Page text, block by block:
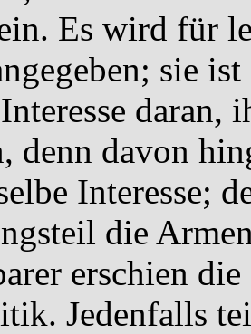
Es wird für
sie
denn davon
Interesse;
die
erschien
Jedenfalls